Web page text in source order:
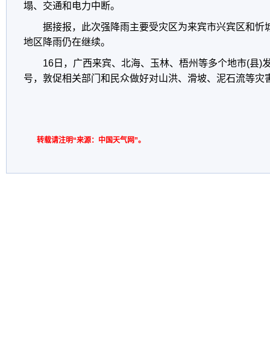
塌、交通和电力中断。
据接报，此次强降雨主要受灾区为来宾市兴宾区和忻
地区降雨仍在继续。
16日，广西来宾、北海、玉林、梧州等多个地市(县)
号，敦促相关部门和民众做好对山洪、滑坡、泥石流等灾
转载请注明“来源：中国天气网”。